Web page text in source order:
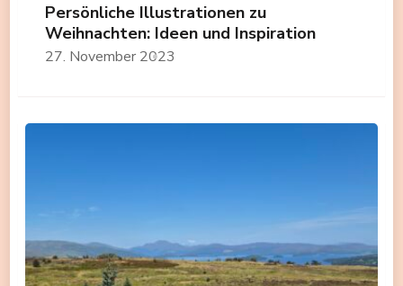
Persönliche Illustrationen zu
Weihnachten: Ideen und Inspiration
27. November 2023